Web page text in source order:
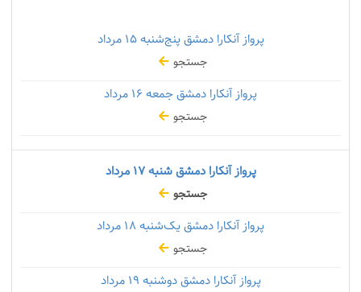
پرواز آنکارا دمشق پنج‌شنبه۱۵ مرداد
جستجو
پرواز آنکارا دمشق جمعه
جستجو
پرواز آنکارا دمشق شنبه۱۷ مرداد
جستجو
پرواز آنکارا دمشق یک‌شنبه
جستجو
پرواز آنکارا دمشق دوشنبه